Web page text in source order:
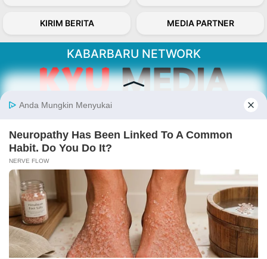
KIRIM BERITA MEDIA PARTNER
KABARBARU NETWORK
Kabarbaru.co menyajikan berita aktual dan
Follow Kabarbaru